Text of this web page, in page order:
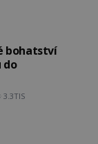
bohatství
do
3.3TIS